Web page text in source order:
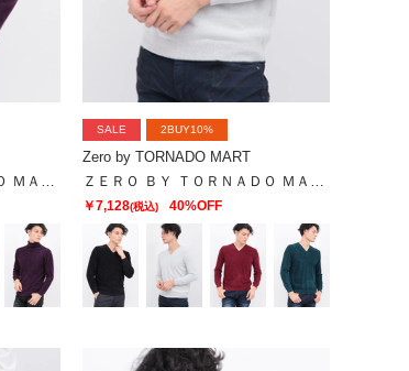
SALE 2BUY10%
Zero by TORNADO MART
￥7,128(税込) 40%OFF